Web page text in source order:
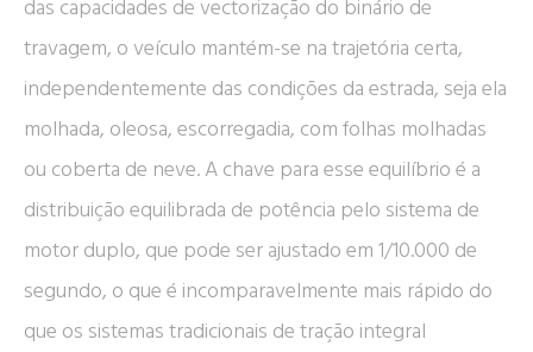
das capacidades de vectorização do binário de
travagem, o veículo mantém-se na trajetória certa,
independentemente das condições da estrada, seja ela
molhada, oleosa, escorregadia, com folhas molhadas
ou coberta de neve. A chave para esse equilíbrio é a
distribuição equilibrada de potência pelo sistema de
motor duplo, que pode ser ajustado em 1/10.000 de
segundo, o que é incomparavelmente mais rápido do
que os sistemas tradicionais de tração integral